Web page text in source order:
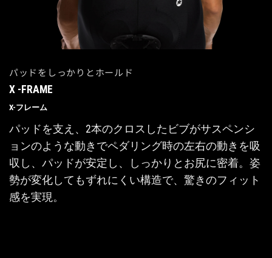
パッドをしっかりとホールド
X -FRAME
X-フレーム
パッドを支え、2本のクロスしたビブがサスペンシ
ョンのような動きでペダリング時の左右の動きを吸
収し、パッドが安定し、しっかりとお尻に密着。姿
勢が変化してもずれにくい構造で、驚きのフィット
感を実現。